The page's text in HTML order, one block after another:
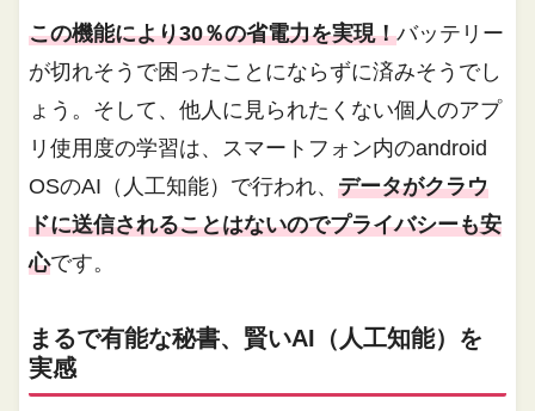
この機能により30％の省電力を実現！バッテリー
が切れそうで困ったことにならずに済みそうでし
ょう。そして、他人に見られたくない個人のアプ
リ使用度の学習は、スマートフォン内のandroid
OSのAI（人工知能）で行われ、データがクラウ
ドに送信されることはないのでプライバシーも安
心です。
まるで有能な秘書、賢いAI（人工知能）を
実感